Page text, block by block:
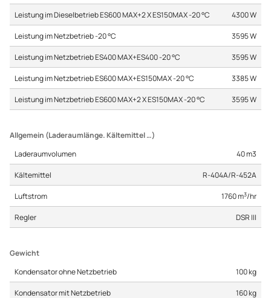
Leistung im Dieselbetrieb ES600 MAX+2 X ES150MAX -20 °C 4300 W
Leistung im Netzbetrieb -20 °C 3595 W
Leistung im Netzbetrieb ES400 MAX+ES400 -20 °C 3595 W
Leistung im Netzbetrieb ES600 MAX+ES150MAX -20 °C 3385 W
Leistung im Netzbetrieb ES600 MAX+2 X ES150MAX -20 °C 3595 W
Allgemein (Laderaumlänge. Kältemittel …)
Laderaumvolumen 40 m3
Kältemittel R-404A/R-452A
Luftstrom 1760 m3/hr
Regler DSR III
Gewicht
Kondensator ohne Netzbetrieb 100 kg
Kondensator mit Netzbetrieb 160 kg